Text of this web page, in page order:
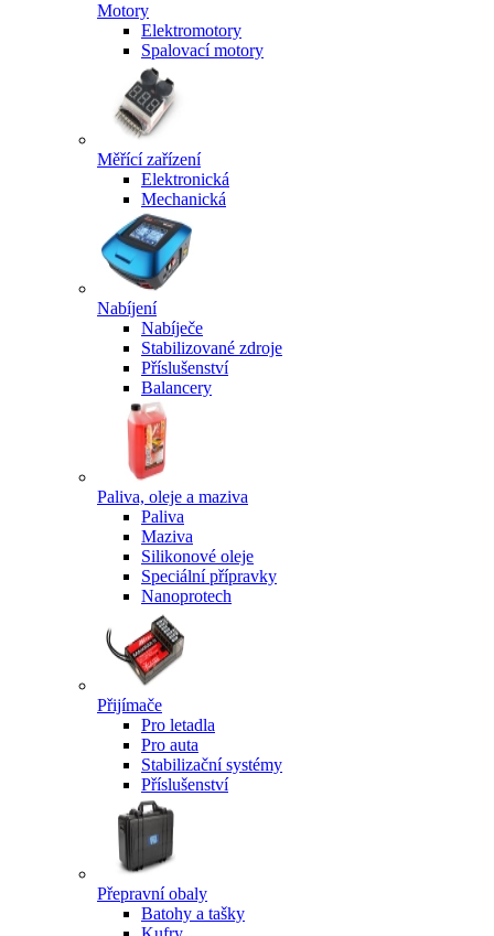
Motory
Elektromotory
Spalovací motory
Měřící zařízení
Elektronická
Mechanická
Nabíjení
Nabíječe
Stabilizované zdroje
Příslušenství
Balancery
Paliva, oleje a maziva
Paliva
Maziva
Silikonové oleje
Speciální přípravky
Nanoprotech
Přijímače
Pro letadla
Pro auta
Stabilizační systémy
Příslušenství
Přepravní obaly
Batohy a tašky